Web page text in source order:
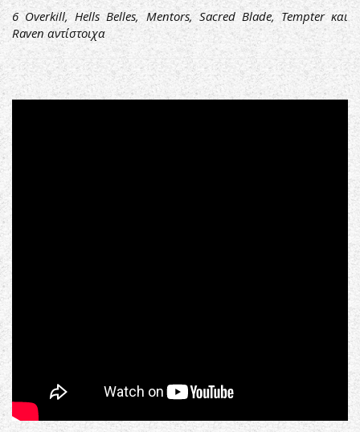
6 Overkill, Hells Belles, Mentors, Sacred Blade, Tempter και
Raven αντίστοιχα